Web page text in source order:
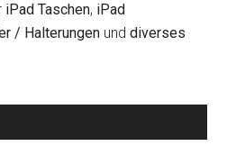
iPad Taschen, iPad
/ Halterungen unddiverses